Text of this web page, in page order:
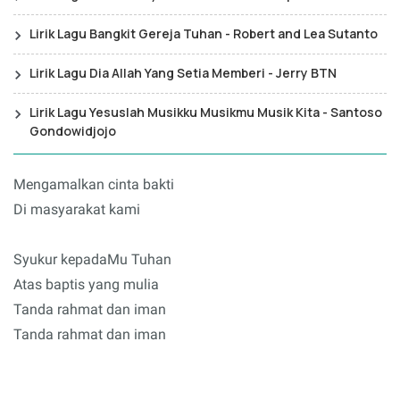
Lirik Lagu Bangkit Gereja Tuhan - Robert and Lea Sutanto
Lirik Lagu Dia Allah Yang Setia Memberi - Jerry BTN
Lirik Lagu Yesuslah Musikku Musikmu Musik Kita - Santoso
Gondowidjojo
Mengamalkan cinta bakti
Di masyarakat kami
Syukur kepadaMu Tuhan
Atas baptis yang mulia
Tanda rahmat dan iman
Tanda rahmat dan iman